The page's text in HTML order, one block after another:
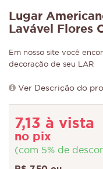
Lugar
Lavável Flores
Em nosso site você
decoração de seu LAR
Ver Descrição do
7,13 à vista
no pix
(com 5% de